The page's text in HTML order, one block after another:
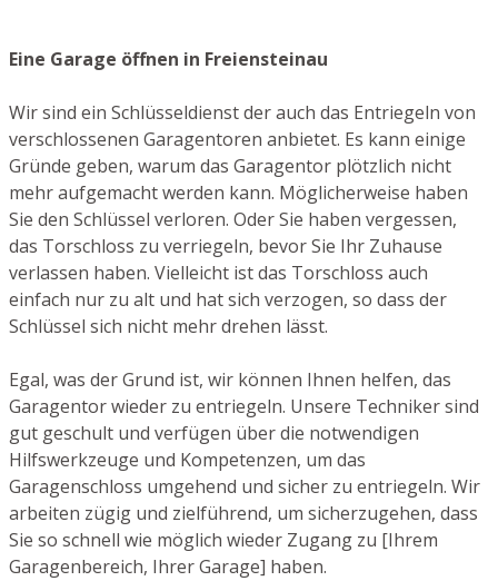
Eine Garage öffnen in Freiensteinau
Wir sind ein Schlüsseldienst der auch das Entriegeln von
verschlossenen Garagentoren anbietet. Es kann einige
Gründe geben, warum das Garagentor plötzlich nicht
mehr aufgemacht werden kann. Möglicherweise haben
Sie den Schlüssel verloren. Oder Sie haben vergessen,
das Torschloss zu verriegeln, bevor Sie Ihr Zuhause
verlassen haben. Vielleicht ist das Torschloss auch
einfach nur zu alt und hat sich verzogen, so dass der
Schlüssel sich nicht mehr drehen lässt.
Egal, was der Grund ist, wir können Ihnen helfen, das
Garagentor wieder zu entriegeln. Unsere Techniker sind
gut geschult und verfügen über die notwendigen
Hilfswerkzeuge und Kompetenzen, um das
Garagenschloss umgehend und sicher zu entriegeln. Wir
arbeiten zügig und zielführend, um sicherzugehen, dass
Sie so schnell wie möglich wieder Zugang zu [Ihrem
Garagenbereich, Ihrer Garage] haben.